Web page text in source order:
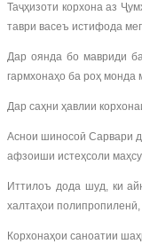
Таҷҳизоти корхона аз
таври васеъ истифода
Дар оянда бо мавриди
гармхонаҳо ба роҳ монда
Дар саҳни ҳавлии
Аснои шиносоӣ Сарвари
афзоиши истеҳсоли
Иттилоъ дода шуд, ки
халтаҳои
Корхонаҳои саноатии